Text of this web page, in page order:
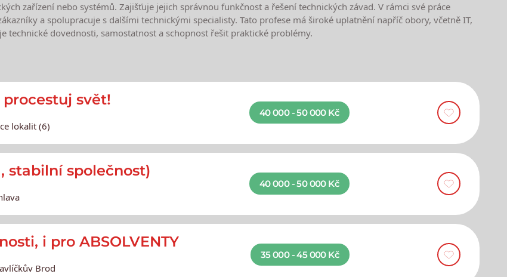
zařízení nebo systémů. Zajišťuje jejich správnou funkčnost a řešení technických závad. V rámci své práce
a spolupracuje s dalšími technickými specialisty. Tato profese má široké uplatnění napříč obory, včetně IT,
technické dovednosti, samostatnost a schopnost řešit praktické problémy.
svět!
lokalit (6)
40 000 - 50 000 Kč
stabilní společnost)
40 000 - 50 000 Kč
i pro ABSOLVENTY
Brod
35 000 - 45 000 Kč